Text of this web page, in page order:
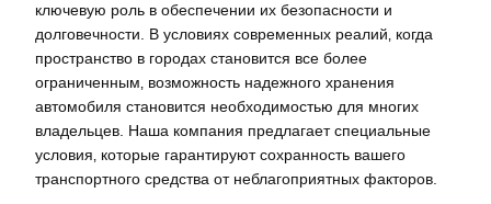
ключевую роль в обеспечении их безопасности и
долговечности. В условиях современных реалий‚ когда
пространство в городах становится все более
ограниченным‚ возможность надежного хранения
автомобиля становится необходимостью для многих
владельцев. Наша компания предлагает специальные
условия‚ которые гарантируют сохранность вашего
транспортного средства от неблагоприятных факторов.